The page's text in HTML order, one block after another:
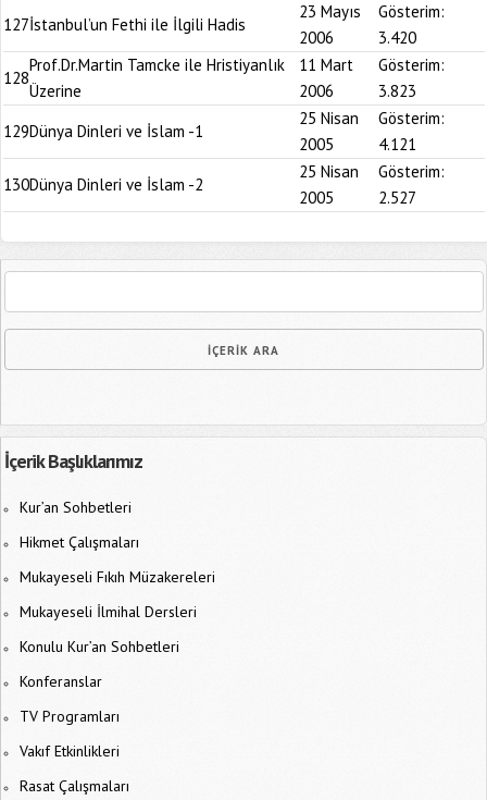
127İstanbul’un Fethi ile İlgili Hadis
23 Mayıs
2006
Gösterim:
3.420
128
Prof.Dr.Martin Tamcke ile Hristiyanlık
Üzerine
11 Mart
2006
Gösterim:
3.823
129Dünya Dinleri ve İslam -1
25 Nisan
2005
Gösterim:
4.121
130Dünya Dinleri ve İslam -2
25 Nisan
2005
Gösterim:
2.527
İçerik Başlıklarımız
Kur’an Sohbetleri
Hikmet Çalışmaları
Mukayeseli Fıkıh Müzakereleri
Mukayeseli İlmihal Dersleri
Konulu Kur’an Sohbetleri
Konferanslar
TV Programları
Vakıf Etkinlikleri
Rasat Çalışmaları